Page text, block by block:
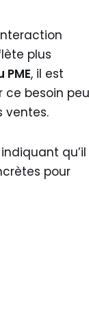
plus
PME, il est
ce besoin
ventes.
qu’il
pour